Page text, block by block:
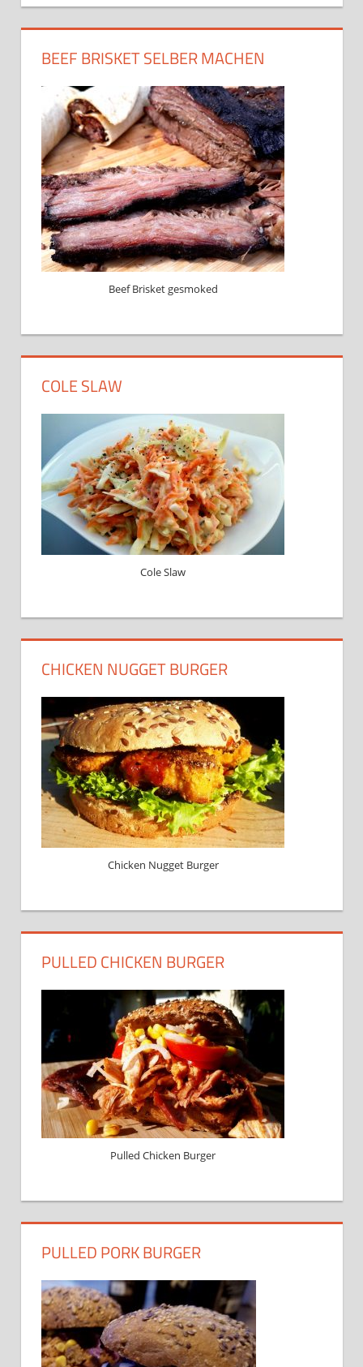
BEEF BRISKET SELBER MACHEN
Beef Brisket gesmoked
COLE SLAW
Cole Slaw
CHICKEN NUGGET BURGER
Chicken Nugget Burger
PULLED CHICKEN BURGER
Pulled Chicken Burger
PULLED PORK BURGER